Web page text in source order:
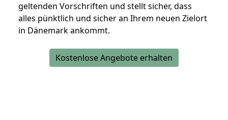
geltenden Vorschriften und stellt sicher, dass
alles pünktlich und sicher an Ihrem neuen Zielort
in Dänemark ankommt.
Kostenlose Angebote erhalten